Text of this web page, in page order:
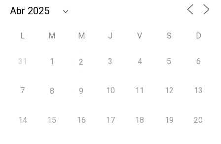
L M M J V S D
31 1 2 3 4 5 6
7 8 9 10 11 12 13
14 15 16 17 18 19 20